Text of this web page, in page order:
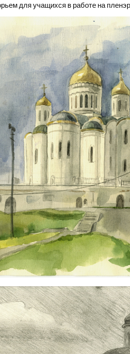
для учащихся в работе на